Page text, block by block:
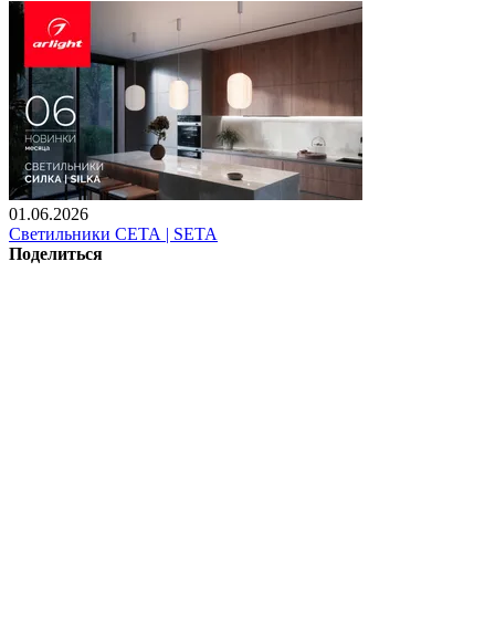
01.06.2026
Светильники СЕТА | SETA
Поделиться